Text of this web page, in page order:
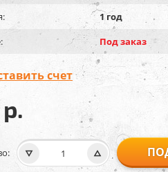
1 год
Под заказ
счет
р.